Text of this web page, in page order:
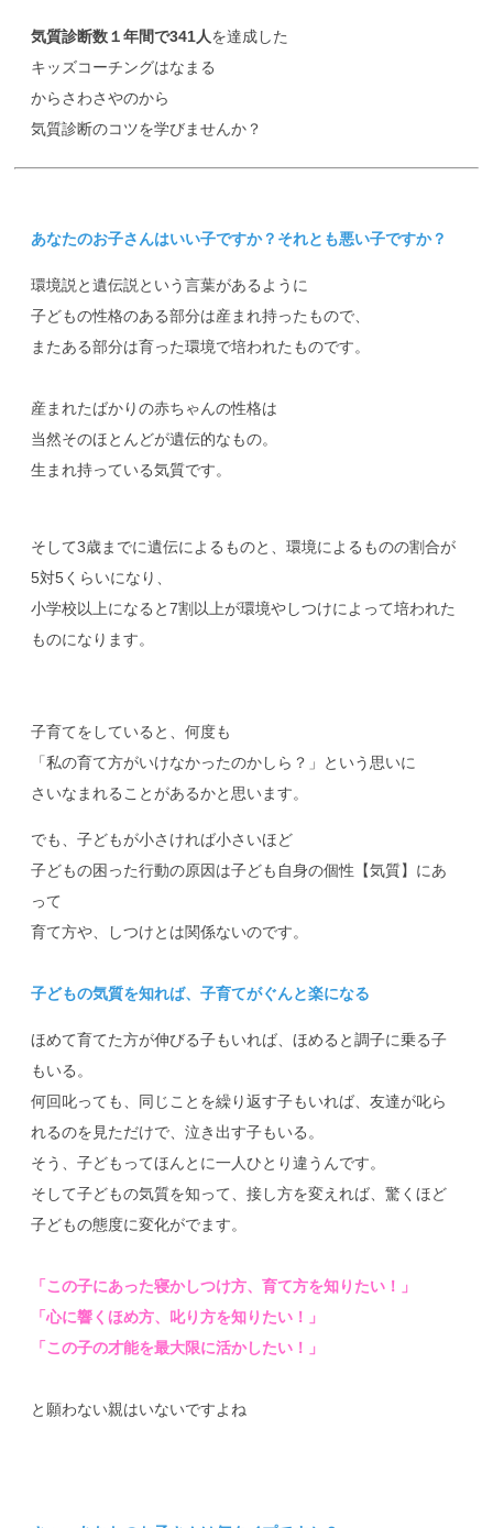
気質診断数１年間で341人を達成した
キッズコーチングはなまる
からさわさやのから
気質診断のコツを学びませんか？
あなたのお子さんはいい子ですか？それとも悪い子ですか？
環境説と遺伝説という言葉があるように
子どもの性格のある部分は産まれ持ったもので、
またある部分は育った環境で培われたものです。
産まれたばかりの赤ちゃんの性格は
当然そのほとんどが遺伝的なもの。
生まれ持っている気質です。
そして3歳までに遺伝によるものと、環境によるものの割合が
5対5くらいになり、
小学校以上になると7割以上が環境やしつけによって培われた
ものになります。
子育てをしていると、何度も
「私の育て方がいけなかったのかしら？」という思いに
さいなまれることがあるかと思います。
でも、子どもが小さければ小さいほど
子どもの困った行動の原因は子ども自身の個性【気質】にあ
って
育て方や、しつけとは関係ないのです。
子どもの気質を知れば、子育てがぐんと楽になる
ほめて育てた方が伸びる子もいれば、ほめると調子に乗る子
もいる。
何回叱っても、同じことを繰り返す子もいれば、友達が叱ら
れるのを見ただけで、泣き出す子もいる。
そう、子どもってほんとに一人ひとり違うんです。
そして子どもの気質を知って、接し方を変えれば、驚くほど
子どもの態度に変化がでます。
「この子にあった寝かしつけ方、育て方を知りたい！」
「心に響くほめ方、叱り方を知りたい！」
「この子の才能を最大限に活かしたい！」
と願わない親はいないですよね